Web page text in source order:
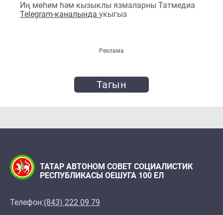
Иң мөһим һәм кызыклы язмаларны Татмедиа
Telegram-каналында укыгыз
Реклама
Тагын
ТАТАР АВТОНОМ СОВЕТ СОЦИАЛИСТИК
РЕСПУБЛИКАСЫ ОЕШУГА 100 ЕЛ
Телефон:(843) 222 09 79